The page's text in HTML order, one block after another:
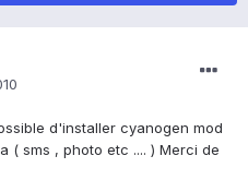
d'installer cyanogen mod
( sms , photo etc .... ) Merci de